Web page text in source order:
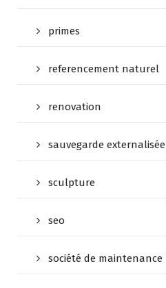
primes
referencement naturel
renovation
sauvegarde externalisée
sculpture
seo
société de maintenance